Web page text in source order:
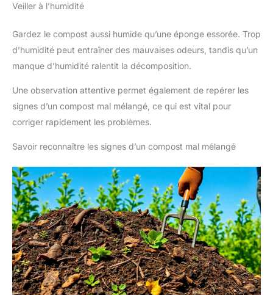
Veiller à l’humidité
Gardez le compost aussi humide qu’une éponge essorée. Trop
d’humidité peut entraîner des mauvaises odeurs, tandis qu’un
manque d’humidité ralentit la décomposition.
Une observation attentive permet également de repérer les
signes d’un compost mal mélangé, ce qui est vital pour
corriger rapidement les problèmes.
Savoir reconnaître les signes d’un compost mal mélangé